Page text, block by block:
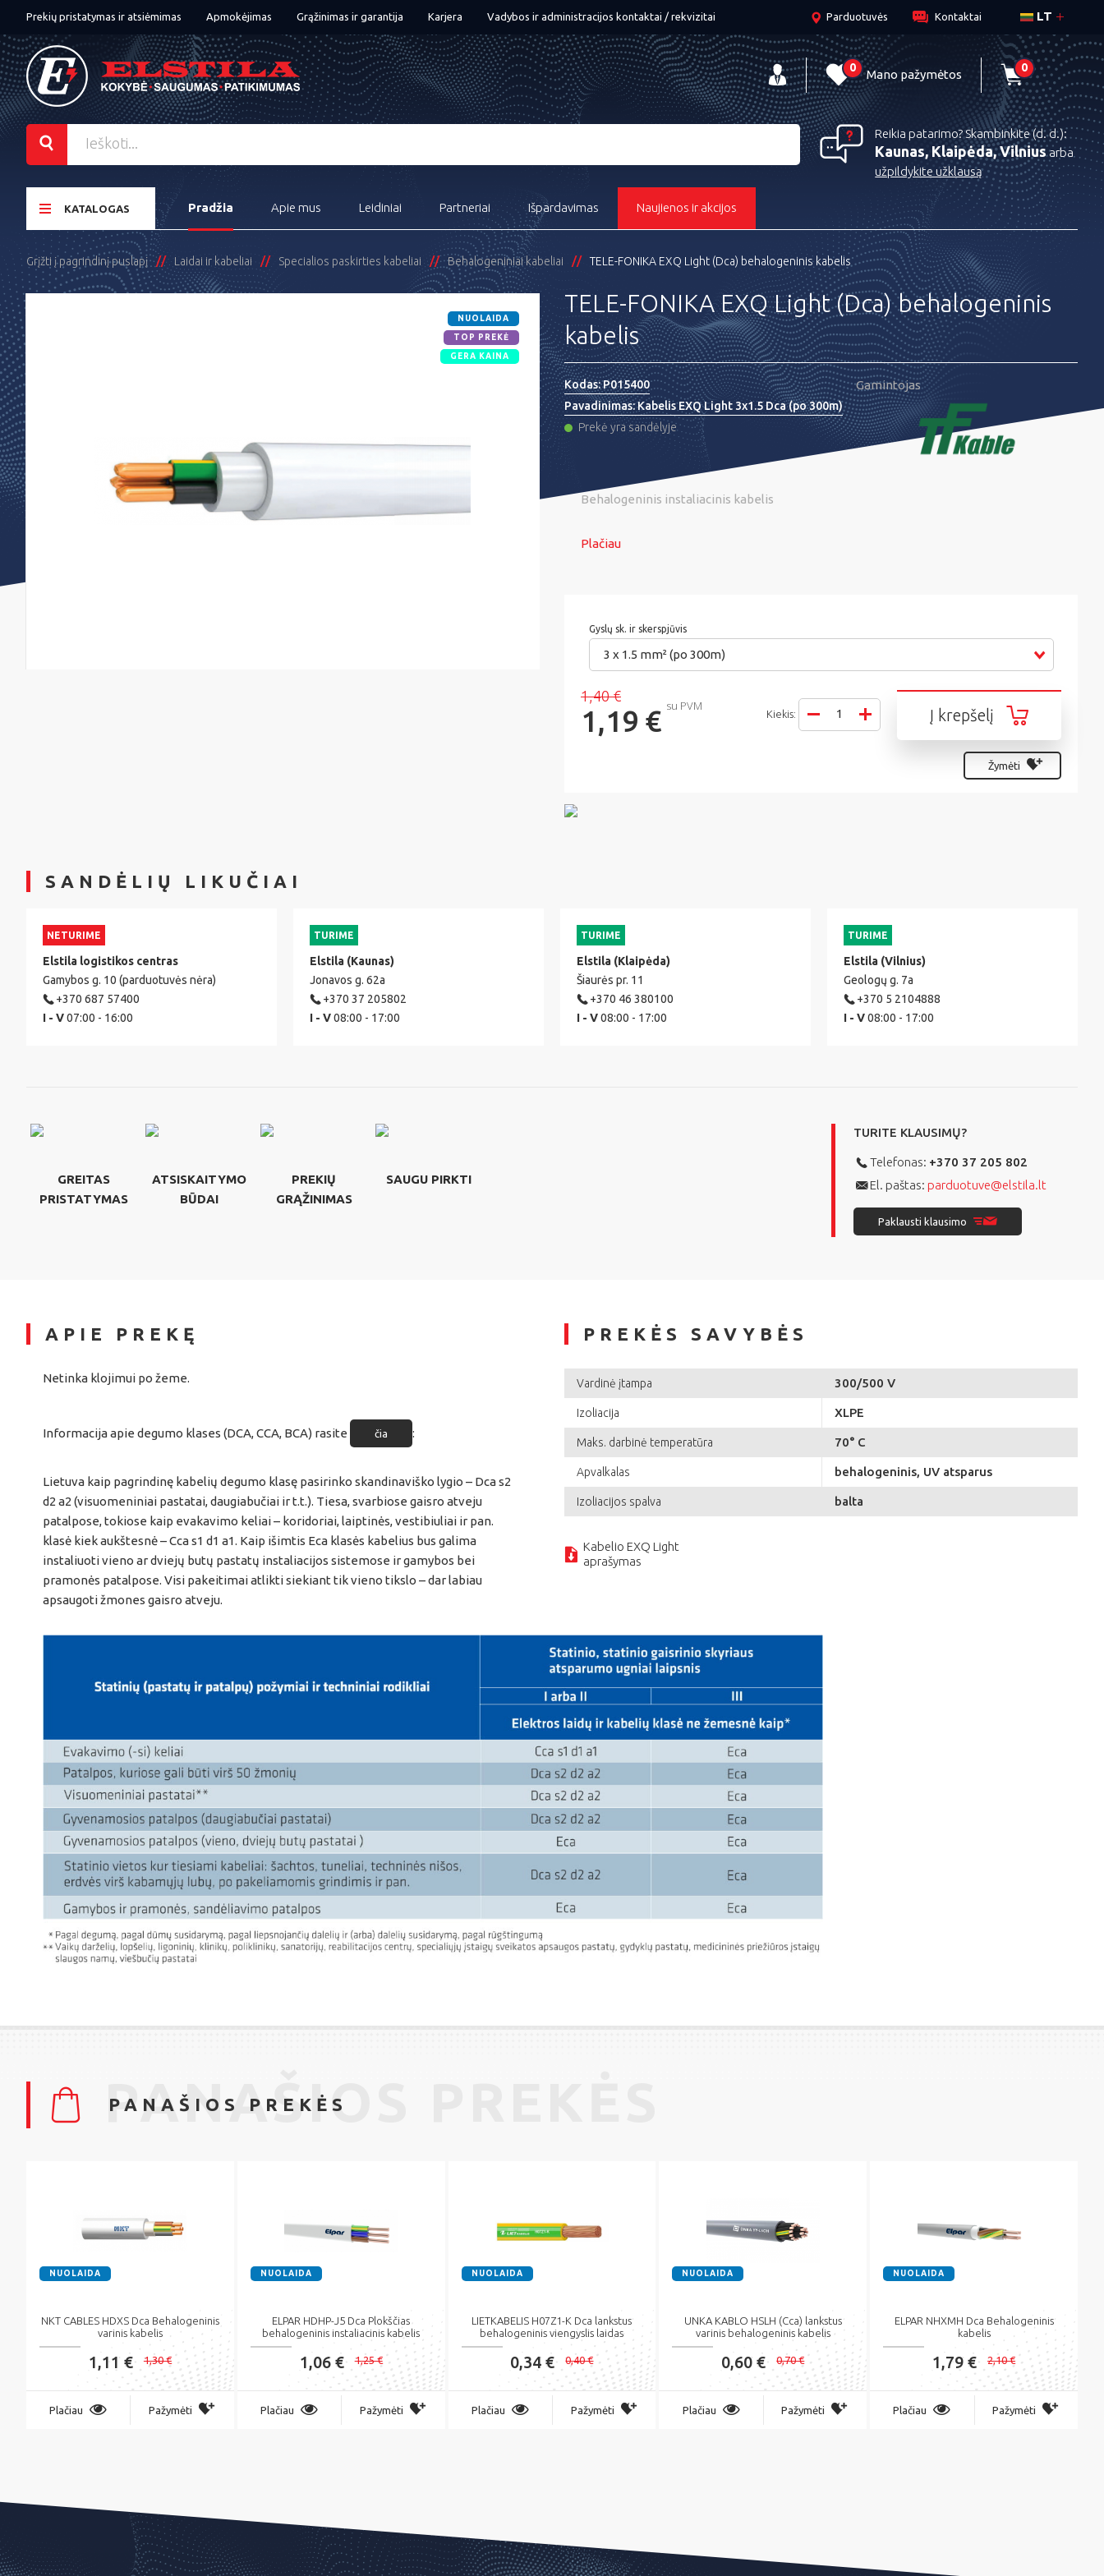
Prekių pristatymas ir atsiėmimas Apmokėjimas Grąžinimas ir garantija Karjera Vadybos ir administracijos kontaktai / rekvizitai LT
Parduotuvės Kontaktai
0 Mano pažymėtos 0
Reikia patarimo? Skambinkite (d. d.):
Kaunas, Klaipėda, Vilniusarba
užpildykite užklausą
KATALOGAS Pradžia Apie mus Leidiniai Partneriai Išpardavimas Naujienos ir akcijos
Grįžti į pagrindinį puslapį Laidai ir kabeliai Specialios paskirties kabeliai Behalogeniniai kabeliai TELE-FONIKA EXQ Light (Dca) behalogeninis kabelis
NUOLAIDA
TOP PREKĖ
GERA KAINA
TELE-FONIKA EXQ Light (Dca) behalogeninis
kabelis
Kodas:P015400
Pavadinimas:Kabelis EXQ Light 3x1.5 Dca (po 300m)
Prekė yra sandėlyje
Gamintojas
Behalogeninis instaliacinis kabelis
Plačiau
Gyslų sk. ir skerspjūvis
3 x 1.5 mm² (po 300m)
1,40 €
1,19 € su PVM
Į krepšelį
Kiekis:
Žymėti
SANDĖLIŲ LIKUČIAI
NETURIME
Elstila logistikos centras
Gamybos g. 10 (parduotuvės nėra)
+370 687 57400
I - V07:00 - 16:00
TURIME
Elstila (Kaunas)
Jonavos g. 62a
+370 37 205802
I - V08:00 - 17:00
TURIME
Elstila (Klaipėda)
Šiaurės pr. 11
+370 46 380100
I - V08:00 - 17:00
TURIME
Elstila (Vilnius)
Geologų g. 7a
+370 5 2104888
I - V08:00 - 17:00
GREITAS
PRISTATYMAS
ATSISKAITYMO
BŪDAI
PREKIŲ
GRĄŽINIMAS
SAUGU PIRKTI
TURITE KLAUSIMŲ?
Telefonas: +370 37 205 802
El. paštas: parduotuve@elstila.lt
Paklausti klausimo
APIE PREKĘ
Netinka klojimui po žeme.
Informacija apie degumo klases (DCA, CCA, BCA) rasite čia :
Lietuva kaip pagrindinę kabelių degumo klasę pasirinko skandinaviško lygio – Dca s2
d2 a2 (visuomeniniai pastatai, daugiabučiai ir t.t.). Tiesa, svarbiose gaisro atveju
patalpose, tokiose kaip evakavimo keliai – koridoriai, laiptinės, vestibiuliai ir pan.
klasė kiek aukštesnė – Cca s1 d1 a1. Kaip išimtis Eca klasės kabelius bus galima
instaliuoti vieno ar dviejų butų pastatų instaliacijos sistemose ir gamybos bei
pramonės patalpose. Visi pakeitimai atlikti siekiant tik vieno tikslo – dar labiau
apsaugoti žmones gaisro atveju.
PREKĖS SAVYBĖS
Vardinė įtampa 300/500 V
Izoliacija XLPE
Maks. darbinė temperatūra 70° C
Apvalkalas behalogeninis, UV atsparus
Izoliacijos spalva balta
Kabelio EXQ Light
aprašymas
PANAŠIOS PREKĖS
PANAŠIOS PREKĖS
NUOLAIDA
NKT CABLES HDXS Dca Behalogeninis
varinis kabelis
1,11 € 1,30 €
Plačiau Pažymėti
NUOLAIDA
ELPAR HDHP-J5 Dca Plokščias
behalogeninis instaliacinis kabelis
1,06 € 1,25 €
Plačiau Pažymėti
NUOLAIDA
LIETKABELIS H07Z1-K Dca lankstus
behalogeninis viengyslis laidas
0,34 € 0,40 €
Plačiau Pažymėti
NUOLAIDA
UNKA KABLO HSLH (Cca) lankstus
varinis behalogeninis kabelis
0,60 € 0,70 €
Plačiau Pažymėti
NUOLAIDA
ELPAR NHXMH Dca Behalogeninis
kabelis
1,79 € 2,10 €
Plačiau Pažymėti